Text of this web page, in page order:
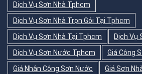
Dịch Vụ Sơn Nhà Tphcm
Dịch Vụ Sơn Nhà Trọn Gói Tại Tphcm
Dịch Vụ Sơn Nhà Tại Tphcm
Dịch Vụ
Dịch Vụ Sơn Nước Tphcm
Giá Công
Giá Nhân Công Sơn Nước
Giá Sơn